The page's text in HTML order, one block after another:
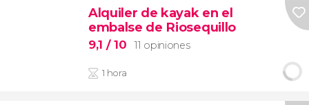
Alquiler de kayak en el
embalse de Riosequillo
9,1 / 10 11 opiniones
1 hora